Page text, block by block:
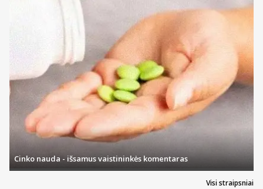
Visi straipsniai
Cinko nauda - išsamus vaistininkės komentaras